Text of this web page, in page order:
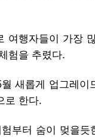
여행자들이 가장
험을 추렸다.
새롭게 업그레이
로 한다.
부터 숨이 멎을